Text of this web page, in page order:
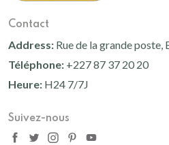
Contact
Address: Rue de la grande
Téléphone: +227 87 37 20 20
Heure: H24 7/7J
Suivez-nous